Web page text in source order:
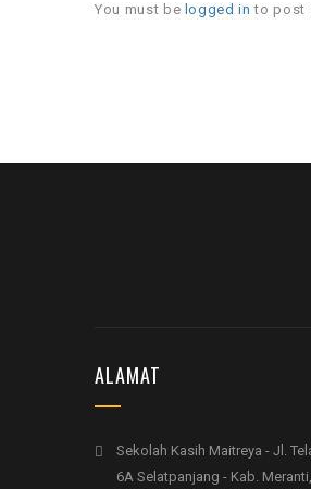
You must be logged in to post
ALAMAT
Sekolah Kasih Maitreya - Jl.
6A Selatpanjang - Kab.